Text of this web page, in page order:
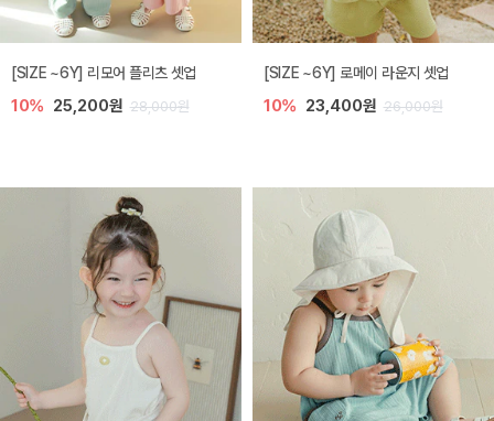
[SIZE ~6Y] 리모어 플리츠 셋업
10% 25,200원 28,000원
[SIZE ~6Y] 로메이 라운지 셋업
10% 23,400원 26,000원